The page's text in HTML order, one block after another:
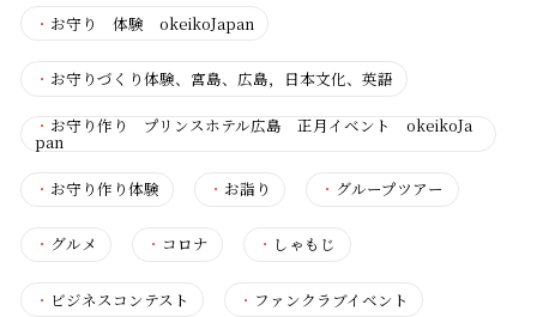
・ お守り 体験 okeikoJapan
・ お守りづくり体験、宮島、広島，日本文化、英語
・ お守り作り プリンスホテル広島 正月イベント okeikoJa
pan
・ お守り作り体験 ・ お詣り ・ グループツアー
・ グルメ ・ コロナ ・ しゃもじ
・ ビジネスコンテスト ・ ファンクラブイベント